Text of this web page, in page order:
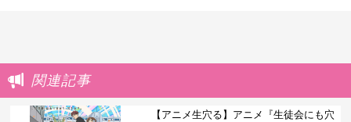
関連記事
【アニメ生穴る】アニメ『生徒会にも穴